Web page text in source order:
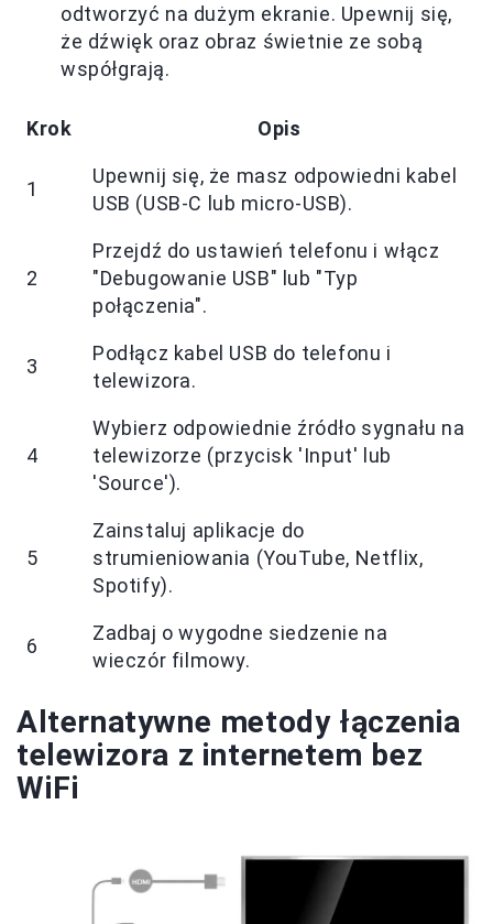
odtworzyć na dużym ekranie. Upewnij się,
że dźwięk oraz obraz świetnie ze sobą
współgrają.
Krok Opis
1
Upewnij się, że masz odpowiedni kabel
USB (USB-C lub micro-USB).
2
Przejdź do ustawień telefonu i włącz
"Debugowanie USB" lub "Typ
połączenia".
3
Podłącz kabel USB do telefonu i
telewizora.
4
Wybierz odpowiednie źródło sygnału na
telewizorze (przycisk 'Input' lub
'Source').
5
Zainstaluj aplikacje do
strumieniowania (YouTube, Netflix,
Spotify).
6
Zadbaj o wygodne siedzenie na
wieczór filmowy.
Alternatywne metody łączenia
telewizora z internetem bez
WiFi